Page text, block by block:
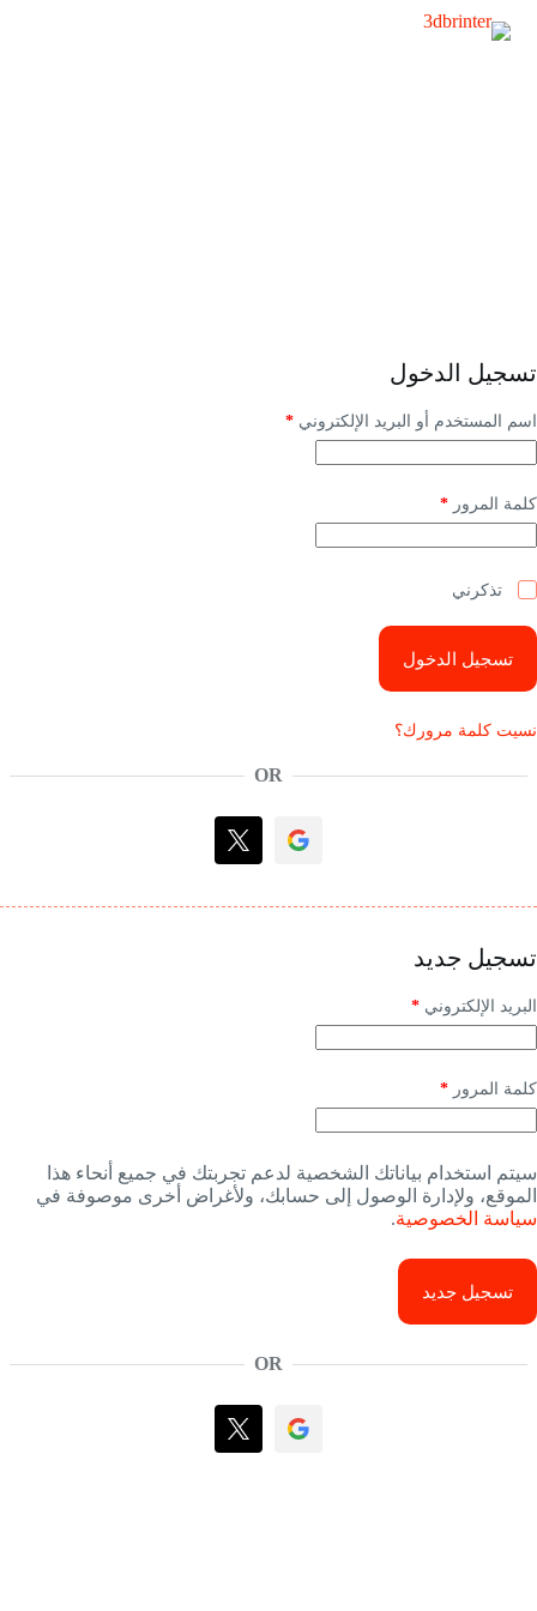
تسجيل الدخول
اسم المستخدم أو البريد الإلكتروني *
كلمة المرور *
تذكرني
تسجيل الدخول
نسيت كلمة مرورك؟
OR
تسجيل جديد
البريد الإلكتروني *
كلمة المرور *
سيتم استخدام بياناتك الشخصية لدعم تجربتك في جميع أنحاء هذا
الموقع، ولإدارة الوصول إلى حسابك، ولأغراض أخرى موصوفة في
سياسة الخصوصية.
تسجيل جديد
OR